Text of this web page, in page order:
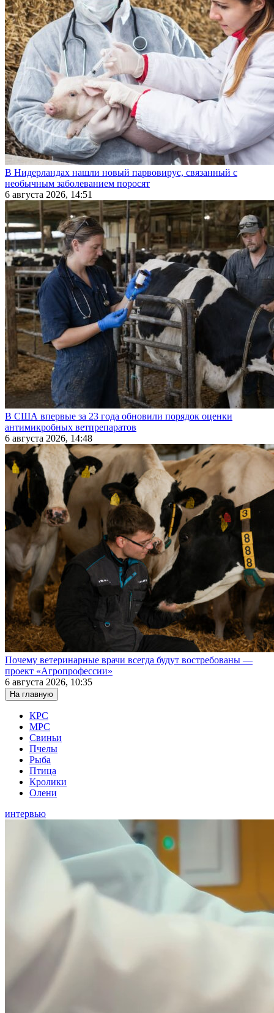
В Нидерландах нашли новый парвовирус, связанный с
необычным заболеванием поросят
6 августа 2026, 14:51
В США впервые за 23 года обновили порядок оценки
антимикробных ветпрепаратов
6 августа 2026, 14:48
Почему ветеринарные врачи всегда будут востребованы —
проект «Агропрофессии»
6 августа 2026, 10:35
На главную
КРС
МРС
Свиньи
Пчелы
Рыба
Птица
Кролики
Олени
интервью